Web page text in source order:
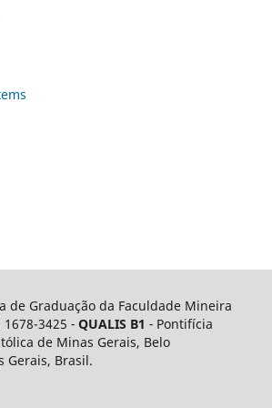
de Graduação da Faculdade Mineira
3425 -QUALIS B1 - Pontifícia
de Minas Gerais, Belo
Gerais, Brasil.